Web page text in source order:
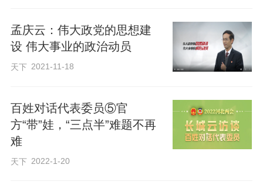
华社记者杨世尧摄
农业生产能力建设是农业农村发展的重要
保证，是农业现代化的关键因素。规划
《纲要》着眼提升农业现代化水平，对提
孟庆云：伟大政党的思想建
设 伟大事业的政治动员
天下 2021-11-18
百姓对话代表委员⑤官
方“带”娃，“三点半”难题不再
难
天下 2022-1-20